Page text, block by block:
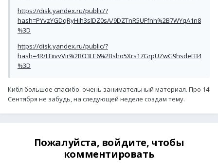
https://disk.yandex.ru/public/?
hash=PYvzYGDqRyHih3slDZ0sA/9DZTnR5UFfnh%2B7WYqA1n8
%3D
https://disk.yandex.ru/public/?
hash=4R/LFiivvVir%2BO3LE6%2Bsho5Xrs17GrpUZwG9hsdeFB4
%3D
Кибл большое спасибо. очень занимательный материал. Про 14
Сентября не забудь, на следующей неделе создам тему.
Пожалуйста, войдите, чтобы
комментировать